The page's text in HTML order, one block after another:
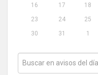
16
17 18
23
24 25
30
31 1